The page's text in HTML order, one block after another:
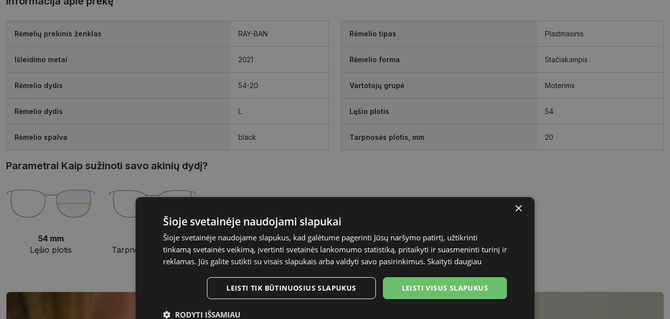
Rėmelių prekinis ženklas RAY-BAN
Išleidimo metai 2021
Rėmelio dydis 54-20
Rėmelio dydis L
Rėmelio spalva black
Rėmelio tipas Plastmasinis
Rėmelio forma Stačiakampis
Vartotojų grupė Moterims
Lęšio plotis 54
Tarpnosės plotis, mm 20
Parametrai Kaip sužinoti savo akinių dydį?
54 mm
Lęšio plotis
20 mm
Tarpnosės plotis, mm
×
Šioje svetainėje naudojami slapukai
Šioje svetainėje naudojame slapukus, kad galėtume pagerinti Jūsų naršymo patirtį, užtikrinti
tinkamą svetainės veikimą, įvertinti svetainės lankomumo statistiką, pritaikyti ir suasmeninti turinį ir
reklamas. Jūs galite sutikti su visais slapukais arba valdyti savo pasirinkimus. Skaityti daugiau
LEISTI VISUS SLAPUKUS
LEISTI TIK BŪTINUOSIUS SLAPUKUS
RODYTI IŠSAMIAU